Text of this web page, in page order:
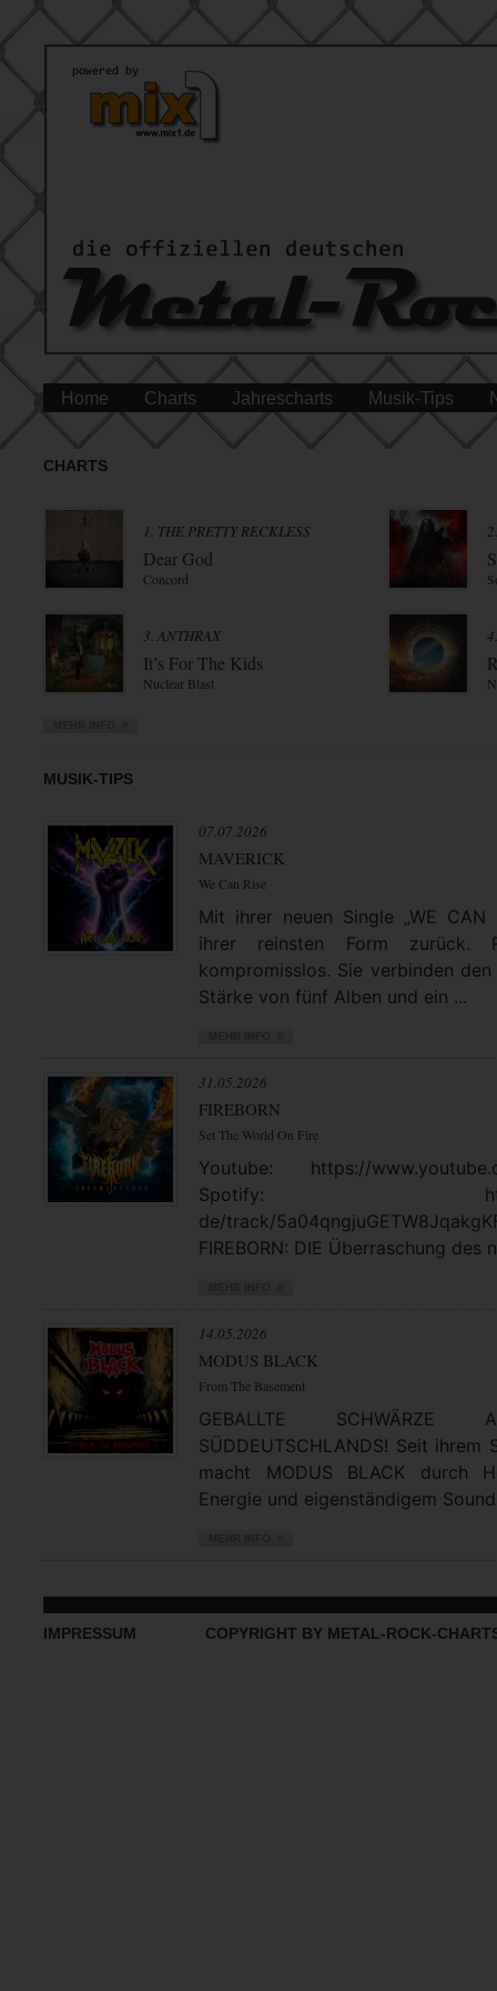
Home Charts Jahrescharts Musik-Tips
CHARTS
1. THE PRETTY RECKLESS
Dear God
Concord
3. ANTHRAX
It’s For The Kids
Nuclear Blast
MUSIK-TIPS
07.07.2026
MAVERICK
We Can Rise
Mit ihrer neuen Single „WE CAN
ihrer reinsten Form zurück.
kompromisslos. Sie verbinden
Stärke von fünf Alben und ein ...
31.05.2026
FIREBORN
Set The World On Fire
Youtube: https://
Spotify: https://
de/track/
FIREBORN: DIE Überraschung des
14.05.2026
MODUS BLACK
From The Basement
GEBALLTE
SÜDDEUTSCHLANDS! Seit
macht MODUS BLACK durch
Energie und eigenständigem
IMPRESSUM COPYRIGHT BY METAL-ROCK-